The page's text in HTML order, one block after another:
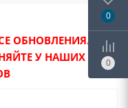
ОБНОВЛЕНИЯ.
У НАШИХ
0
0